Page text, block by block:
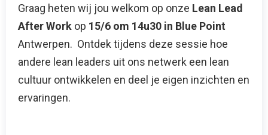
Graag heten wij jou welkom op onze Lean Lead
After Work op 15/6 om 14u30 in Blue Point
Antwerpen. Ontdek tijdens deze sessie hoe
andere lean leaders uit ons netwerk een lean
cultuur ontwikkelen en deel je eigen inzichten en
ervaringen.